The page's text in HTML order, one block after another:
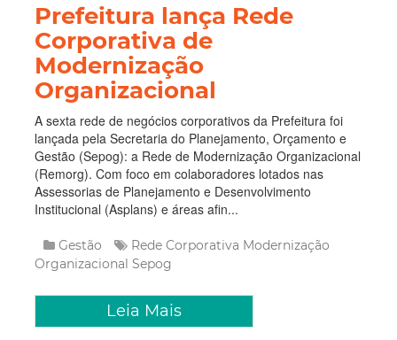
Prefeitura lança Rede
Corporativa de
Modernização
Organizacional
A sexta rede de negócios corporativos da Prefeitura foi
lançada pela Secretaria do Planejamento, Orçamento e
Gestão (Sepog): a Rede de Modernização Organizacional
(Remorg). Com foco em colaboradores lotados nas
Assessorias de Planejamento e Desenvolvimento
Institucional (Asplans) e áreas afin...
Gestão Rede Corporativa Modernização
Organizacional Sepog
Leia Mais